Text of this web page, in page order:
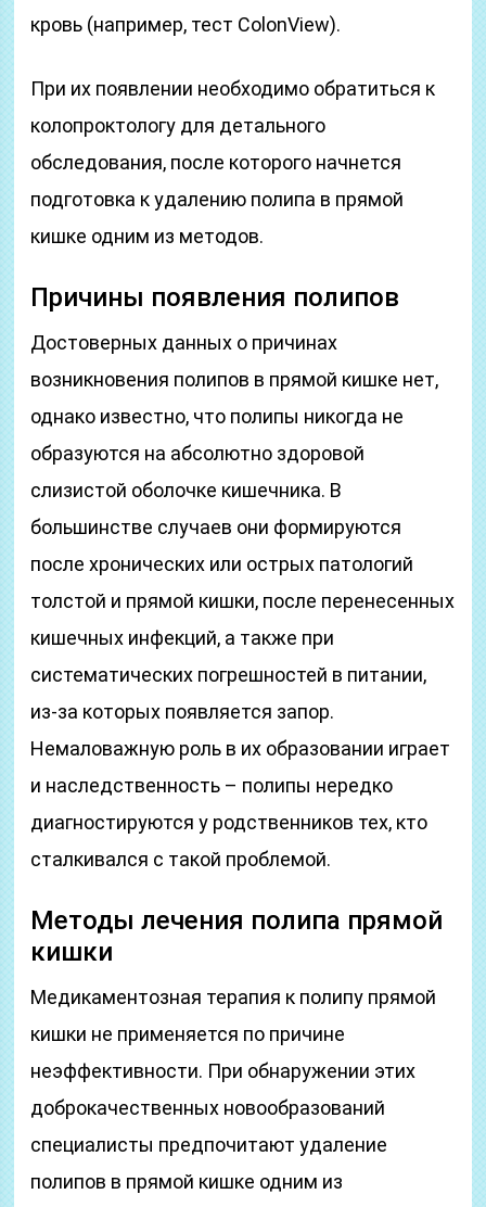
кровь (например, тест ColonView).
При их появлении необходимо обратиться к
колопроктологу для детального
обследования, после которого начнется
подготовка к удалению полипа в прямой
кишке одним из методов.
Причины появления полипов
Достоверных данных о причинах
возникновения полипов в прямой кишке нет,
однако известно, что полипы никогда не
образуются на абсолютно здоровой
слизистой оболочке кишечника. В
большинстве случаев они формируются
после хронических или острых патологий
толстой и прямой кишки, после перенесенных
кишечных инфекций, а также при
систематических погрешностей в питании,
из-за которых появляется запор.
Немаловажную роль в их образовании играет
и наследственность – полипы нередко
диагностируются у родственников тех, кто
сталкивался с такой проблемой.
Методы лечения полипа прямой
кишки
Медикаментозная терапия к полипу прямой
кишки не применяется по причине
неэффективности. При обнаружении этих
доброкачественных новообразований
специалисты предпочитают удаление
полипов в прямой кишке одним из